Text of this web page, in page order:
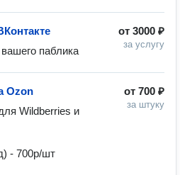
от 3000 ₽
за услугу
паблика
от 700 ₽
за штуку
Ozon
Wildberries и
- 700р/шт